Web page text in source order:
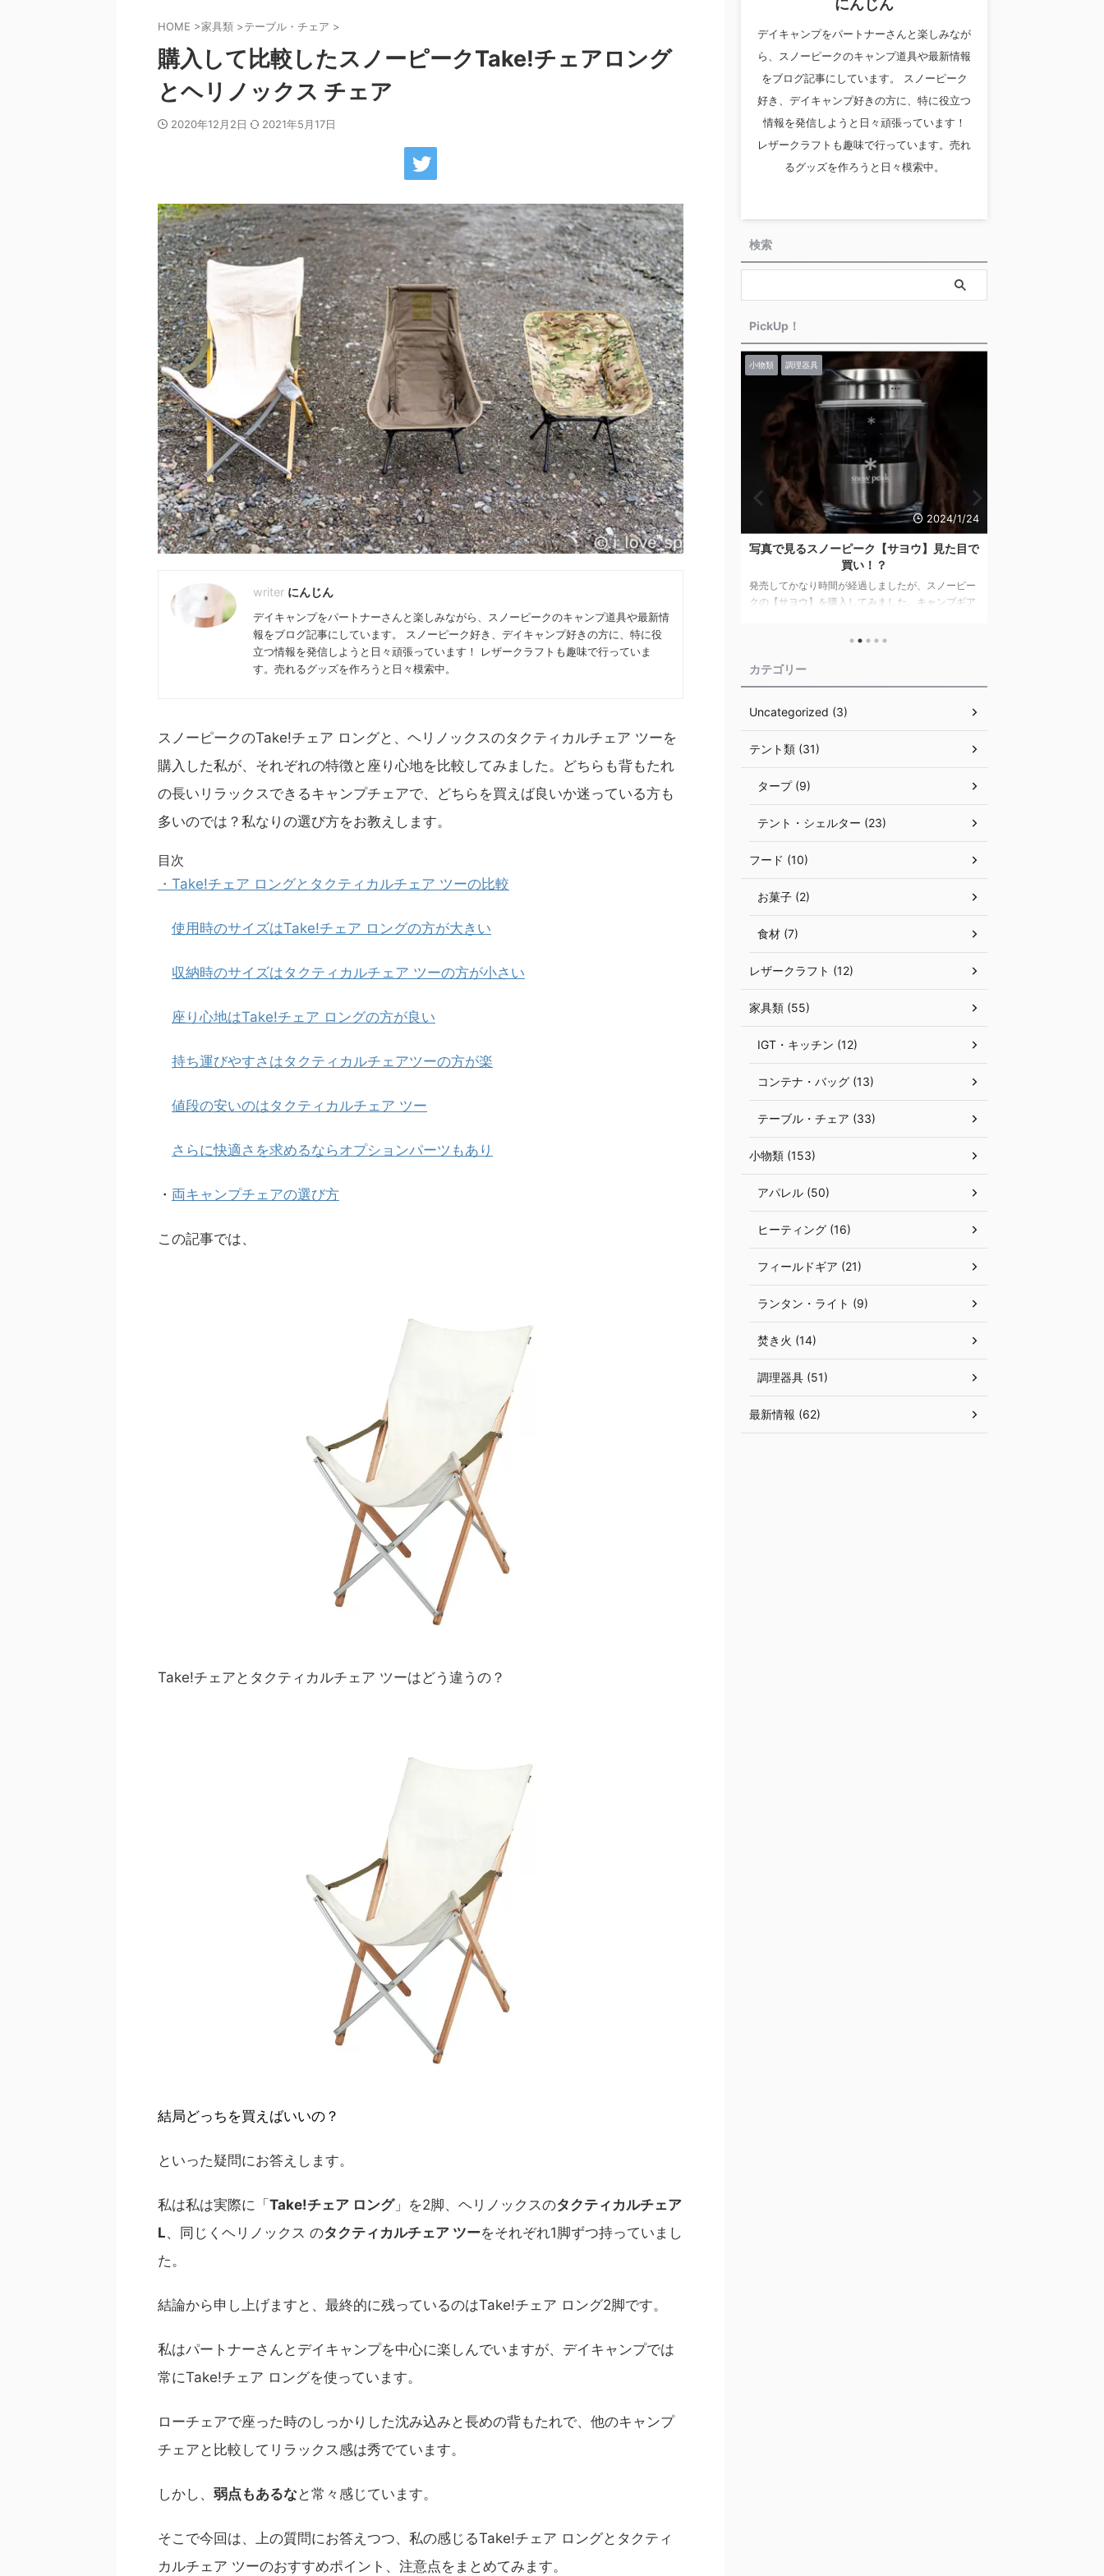
HOME >家具類 >テーブル・チェア >
購入して比較したスノーピークTake!チェアロング
とヘリノックス チェア
2020年12月2日 2021年5月17日
にんじん
デイキャンプをパートナーさんと楽しみながら、スノーピークのキャンプ道具や最新情
報をブログ記事にしています。 スノーピーク好き、デイキャンプ好きの方に、特に役
立つ情報を発信しようと日々頑張っています！ レザークラフトも趣味で行っていま
す。売れるグッズを作ろうと日々模索中。
スノーピークのTake!チェア ロングと、ヘリノックスのタクティカルチェア ツーを
購入した私が、それぞれの特徴と座り心地を比較してみました。どちらも背もたれ
の長いリラックスできるキャンプチェアで、どちらを買えば良いか迷っている方も
多いのでは？私なりの選び方をお教えします。
目次
・Take!チェア ロングとタクティカルチェア ツーの比較
使用時のサイズはTake!チェア ロングの方が大きい
収納時のサイズはタクティカルチェア ツーの方が小さい
座り心地はTake!チェア ロングの方が良い
持ち運びやすさはタクティカルチェアツーの方が楽
値段の安いのはタクティカルチェア ツー
さらに快適さを求めるならオプションパーツもあり
・ 両キャンプチェアの選び方
この記事では、
Take!チェアとタクティカルチェア ツーはどう違うの？
結局どっちを買えばいいの？
といった疑問にお答えします。
私は私は実際に「 Take!チェア ロング」を2脚、ヘリノックスのタクティカルチェア
L、同じくヘリノックス のタクティカルチェア ツーをそれぞれ1脚ずつ持っていまし
た。
結論から申し上げますと、 最終的に残っているのはTake!チェア ロング2脚です。
私はパートナーさんとデイキャンプを中心に楽しんでいますが、 デイキャンプでは
常にTake!チェア ロングを使っています。
ローチェアで座った時のしっかりした沈み込みと長めの背もたれで、他のキャンプ
チェアと比較してリラックス感は秀でています。
しかし、 弱点もあるなと常々感じています。
そこで今回は、上の質問にお答えつつ、私の感じるTake!チェア ロングとタクティ
カルチェア ツーのおすすめポイント、注意点をまとめてみます。
にんじん
デイキャンプをパートナーさんと楽しみなが
ら、スノーピークのキャンプ道具や最新情報
をブログ記事にしています。 スノーピーク
好き、デイキャンプ好きの方に、特に役立つ
情報を発信しようと日々頑張っています！
レザークラフトも趣味で行っています。売れ
るグッズを作ろうと日々模索中。
検索
PickUp！
2024/1/2
2024年スノーピークのイベント情報まと
2024年も始まり、2024年のスノーピーク開催予定
のイベントが発表されました！全イベントをまとめ
ましたので、こちらから公式サイトで詳細をチェッ
クしてみてください。 目次 ２024年開催予定のイベ
ントとは？ Snow Peak Way（スノーピークウェ
イ） Snow Peak Way Premium（スノーピークウェ
ノーピーク主催の全イベント情報が解 ...
最新情報
2024/1/29
スノーピークのオリジナルステッカーが必ず
ンラインストアで限定ノベルティキャンペーン実施
中！オリジナルステッカーを先着でプレゼント。条
件や詳細をチェックし、お見逃しなく！ 目次 キャ
ンペーンを開催します！ このステッカーは今までに
オリジナルステッカーとはいえ、お ...
小物類 調理器具
2024/1/24
写真で見るスノーピーク【サヨウ】見た目で
買い！？
発売してかなり時間が経過しましたが、スノーピー
クの【サヨウ】を購入してみました。キャンプギア
み 「サイズに余裕のある」収納袋が付属 サヨウ専
用!?マルチキャニスターで使い勝手アップ！ サヨウ
キャンプでも気軽にお茶を！というコンセプトのも
とに開発、販売されています。 キャンプでの飲み
物というとコーヒーが浮かびますが ...
カテゴリー
Uncategorized (3)
テント類 (31)
タープ (9)
テント・シェルター (23)
フード (10)
お菓子 (2)
食材 (7)
レザークラフト (12)
家具類 (55)
IGT・キッチン (12)
コンテナ・バッグ (13)
テーブル・チェア (33)
小物類 (153)
アパレル (50)
ヒーティング (16)
フィールドギア (21)
ランタン・ライト (9)
焚き火 (14)
調理器具 (51)
最新情報 (62)